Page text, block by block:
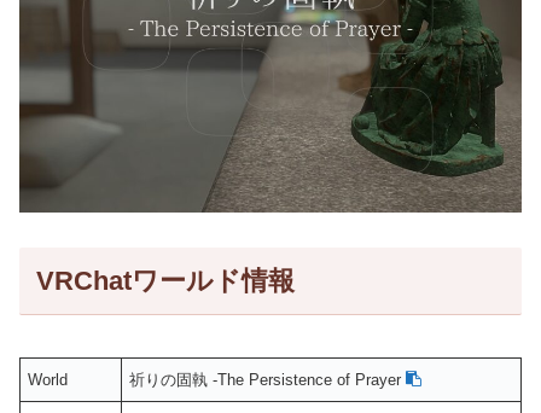
VRChatワールド情報
World 祈りの固執 -The Persistence of Prayer